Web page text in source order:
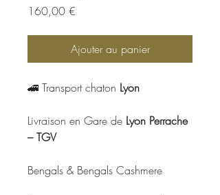
160,00 €
Ajouter au panier
🚄 Transport chaton Lyon
Livraison en Gare de Lyon Perrache
– TGV
Bengals & Bengals Cashmere